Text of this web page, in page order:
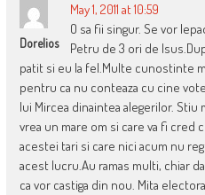
Dorelios
May 1, 2011 at 10:59
O sa fii singur. Se vor
Petru de 3 ori de
patit si eu la fel.Multe cunostinte
pentru ca nu conteaza cu cine
lui Mircea dinaintea alegerilor.
vrea un mare om si care va fi
acestei tari si care nici acum nu
acest lucru.Au ramas multi, chiar
ca vor castiga din nou. Mita